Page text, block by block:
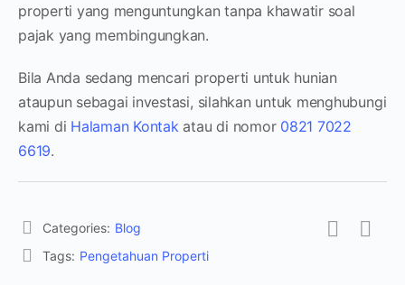
properti yang menguntungkan tanpa khawatir soal
pajak yang membingungkan.
Bila Anda sedang mencari properti untuk hunian
ataupun sebagai investasi, silahkan untuk menghubungi
kami di Halaman Kontak atau di nomor 0821 7022
6619.
Categories: Blog
Tags: Pengetahuan Properti